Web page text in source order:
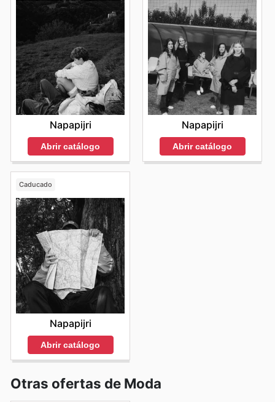
Napapijri
Abrir catálogo
Napapijri
Abrir catálogo
Caducado
Napapijri
Abrir catálogo
Otras ofertas de Moda